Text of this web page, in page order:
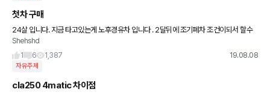
첫차 구매
24살 입니다. 지금 타고있는게 노후경유차 입니다 . 2달뒤에 조기폐차 조건이되서 할수
있는데 지금 신차를 구매하고싶은데 보험료가 이중으로 나갈꺼같아서 어떻게 해야될지
고민 입니다....
Shehshd
1
6 1,387 19.08.08
자유주제
cla250 4matic 차이점